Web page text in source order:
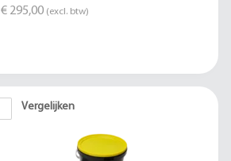
€ 295,00 (excl. btw)
Vergelijken